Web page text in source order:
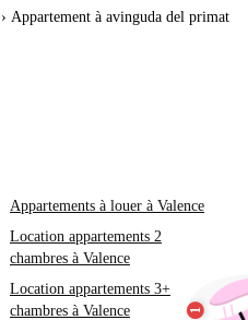
› Appartement à avinguda del primat
Appartements à louer à Valence
Location appartements 2
chambres à Valence
Location appartements 3+
chambres à Valence